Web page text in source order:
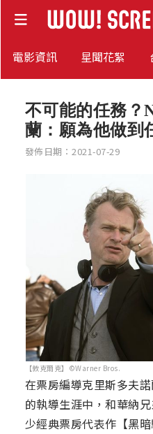
電影資訊 星聞花絮
不可能的任務？
蘭：願為他做到
發佈日期：2021-07-29
【敦克爾克】©Warner Bros.
在票房編導克里斯多夫
的執導生涯中，和華納
少經典票房代表作【黑